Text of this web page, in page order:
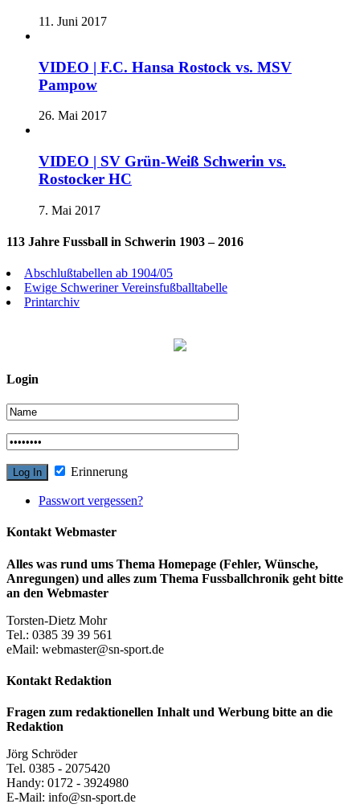
11. Juni 2017
VIDEO | F.C. Hansa Rostock vs. MSV
Pampow
26. Mai 2017
VIDEO | SV Grün-Weiß Schwerin vs.
Rostocker HC
7. Mai 2017
113 Jahre Fussball in Schwerin 1903 – 2016
Abschlußtabellen ab 1904/05
Ewige Schweriner Vereinsfußballtabelle
Printarchiv
Login
Erinnerung
Passwort vergessen?
Kontakt Webmaster
Alles was rund ums Thema Homepage (Fehler, Wünsche,
Anregungen) und alles zum Thema Fussballchronik geht bitte
an den Webmaster
Torsten-Dietz Mohr
Tel.: 0385 39 39 561
eMail: webmaster@sn-sport.de
Kontakt Redaktion
Fragen zum redaktionellen Inhalt und Werbung bitte an die
Redaktion
Jörg Schröder
Tel. 0385 - 2075420
Handy: 0172 - 3924980
E-Mail: info@sn-sport.de